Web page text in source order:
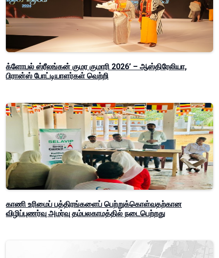
க்ளோபல் ஸ்ரீலங்கன் குமர குமாரி 2026’ – ஆஸ்திரேலியா,
பிரான்ஸ் போட்டியாளர்கள் வெற்றி
காணி உரிமைப் பத்திரங்களைப் பெற்றுக்கொள்வதற்கான
விழிப்புணர்வு அமர்வு தம்பலகாமத்தில் நடைபெற்றது